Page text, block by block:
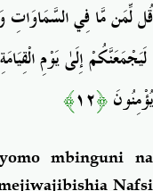
قُل لِّمَن مَّا فِي السَّمَاوَاتِ
لَيَجْمَعَنَّكُمْ إِلَىٰ يَوْمِ
يُؤْمِنُونَ﴿١٢﴾
mbinguni na
Nafsi